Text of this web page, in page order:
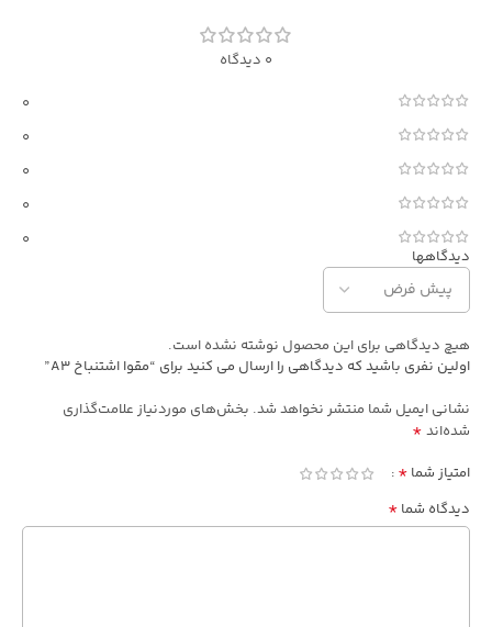
0 دیدگاه
0
0
0
0
0
دیدگاهها
هیچ دیدگاهی برای این محصول نوشته نشده است.
اولین نفری باشید که دیدگاهی را ارسال می کنید برای “مقوا اشتنباخ A3”
نشانی ایمیل شما منتشر نخواهد شد. بخش‌های موردنیاز علامت‌گذاری
شده‌اند *
امتیاز شما *
دیدگاه شما *